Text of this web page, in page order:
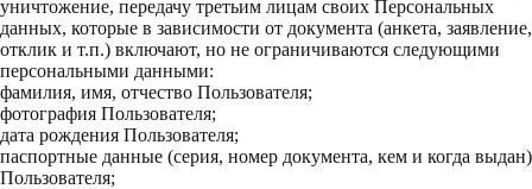
уничтожение, передачу третьим лицам своих Персональных
данных, которые в зависимости от документа (анкета, заявление,
отклик и т.п.) включают, но не ограничиваются следующими
персональными данными:
фамилия, имя, отчество Пользователя;
фотография Пользователя;
дата рождения Пользователя;
паспортные данные (серия, номер документа, кем и когда выдан)
Пользователя;